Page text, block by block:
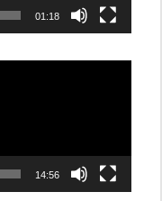
01:18
14:56